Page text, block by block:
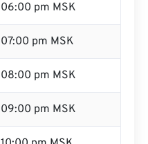
06:00 pm MSK
07:00 pm MSK
08:00 pm MSK
09:00 pm MSK